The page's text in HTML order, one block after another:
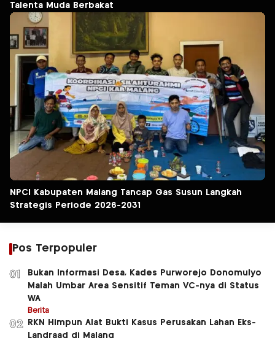
Talenta Muda Berbakat
NPCI Kabupaten Malang Tancap Gas Susun Langkah
Strategis Periode 2026-2031
Pos Terpopuler
01
Bukan Informasi Desa, Kades Purworejo Donomulyo
Malah Umbar Area Sensitif Teman VC-nya di Status
WA
Berita
02
RKN Himpun Alat Bukti Kasus Perusakan Lahan Eks-
Landraad di Malang